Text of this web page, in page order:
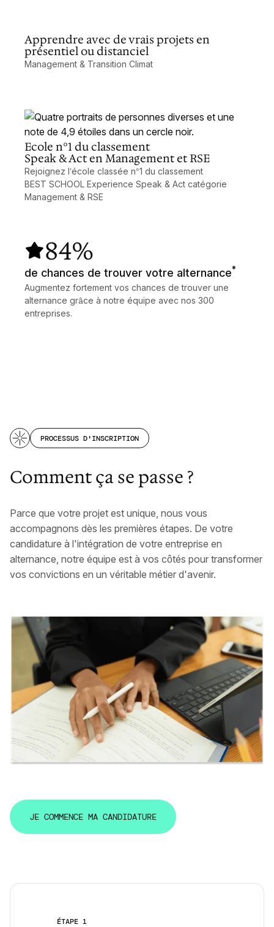
Apprendre avec de vrais projets en
présentiel ou distanciel
Management & Transition Climat
Ecole n°1 du classement
Speak & Act en Management et RSE
Rejoignez l’école classée n°1 du classement
BEST SCHOOL Experience Speak & Act catégorie
Management & RSE
84%
de chances de trouver votre alternance*
Augmentez fortement vos chances de trouver une
alternance grâce à notre équipe avec nos 300
entreprises.
ÉTAPE 1
PROCESSUS D'INSCRIPTION
Comment ça se passe ?
Parce que votre projet est unique, nous vous
accompagnons dès les premières étapes. De votre
candidature à l'intégration de votre entreprise en
alternance, notre équipe est à vos côtés pour transformer
vos convictions en un véritable métier d'avenir.
J
J
E
E
C
C
O
O
M
M
M
M
E
E
N
N
C
C
E
E
M
M
A
A
C
C
A
A
N
N
D
D
I
I
D
D
A
A
T
T
U
U
R
R
E
E